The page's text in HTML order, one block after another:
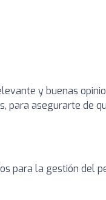
y buenas
para asegurarte de
para la gestión del